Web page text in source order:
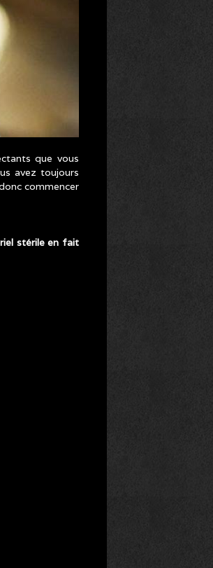
que vous
avez toujours
commencer
stérile en fait